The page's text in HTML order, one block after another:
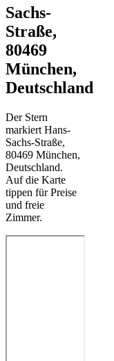
Sachs-
Straße,
80469
München,
Deutschland
Der Stern
markiert Hans-
Sachs-Straße,
80469 München,
Deutschland.
Auf die Karte
tippen für Preise
und freie
Zimmer.